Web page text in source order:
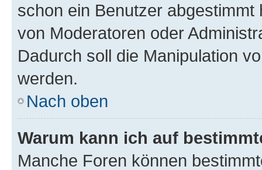
schon ein Benutzer
von Moderatoren oder
Dadurch soll die Manipulation
werden.
Nach oben
Warum kann ich auf
Manche Foren können